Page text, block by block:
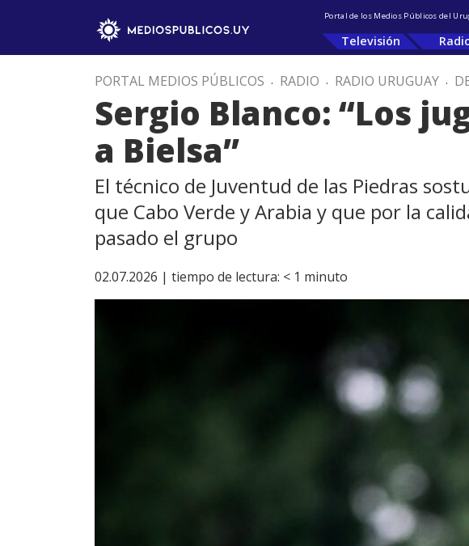
Portal de los Medios Públicos del
Televisión
PORTAL MEDIOS PÚBLICOS . RADIO . RADIO URUGUAY .
Sergio Blanco: “Los
a Bielsa”
El técnico de Juventud de las Piedras
que Cabo Verde y Arabia y que por la
pasado el grupo
02.07.2026 | tiempo de lectura: < 1 minuto